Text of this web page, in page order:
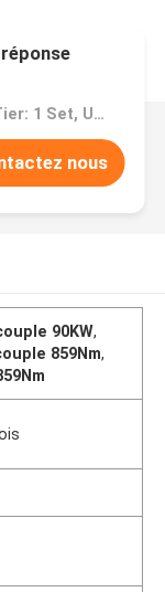
Prix：1st Tier: 1 Set, Unit Price USD 3.00 2nd Tier: 2-5 Sets, Unit Price USD 2.00 3rd Tier: Over 5 Sets, Unit Price USD 1.00
nous
90KW,
859Nm,